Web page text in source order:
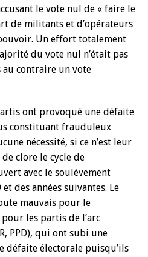
le vote nul de « faire le
de militants et d’opérateurs
Un effort totalement
du vote nul n’était pas
au contraire un vote
ont provoqué une défaite
constituant frauduleux
nécessité, si ce n’est leur
clore le cycle de
avec le soulèvement
des années suivantes. Le
mauvais pour le
les partis de l’arc
PPD), qui ont subi une
défaite électorale puisqu’ils